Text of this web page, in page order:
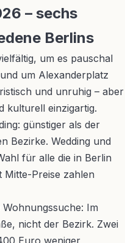
– sechs
Berlins
um es pauschal
um Alexanderplatz
und unruhig – aber
kulturell einzigartig.
günstiger als der
Bezirke. Wedding und
für alle die in Berlin
Preise zahlen
Im
nicht der Bezirk. Zwei
Euro weniger